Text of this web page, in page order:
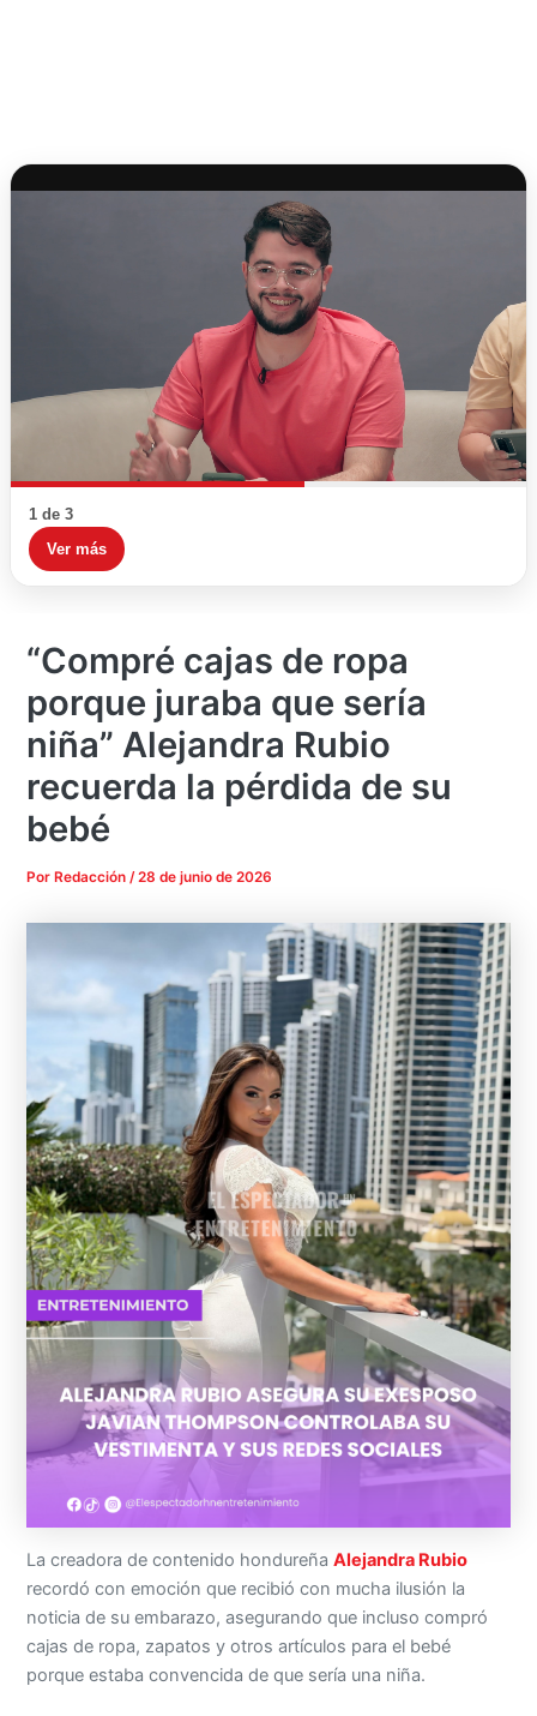
1 de 3
Ver más
“Compré cajas de ropa
porque juraba que sería
niña” Alejandra Rubio
recuerda la pérdida de su
bebé
Por Redacción/28 de junio de 2026
La creadora de contenido hondureñaAlejandra Rubio
recordó con emoción que recibió con mucha ilusión la
noticia de su embarazo, asegurando que incluso compró
cajas de ropa, zapatos y otros artículos para el bebé
porque estaba convencida de que sería una niña.